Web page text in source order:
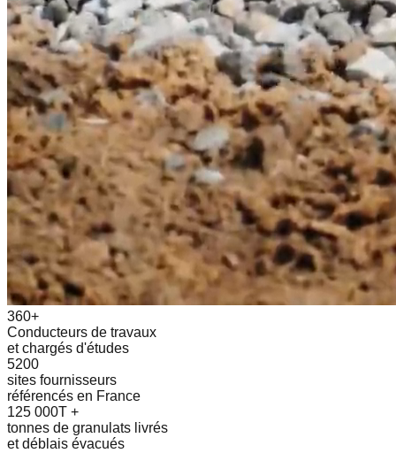
360+
Conducteurs de travaux
et chargés d'études
5200
sites fournisseurs
référencés en France
125 000T +
tonnes de granulats livrés
et déblais évacués